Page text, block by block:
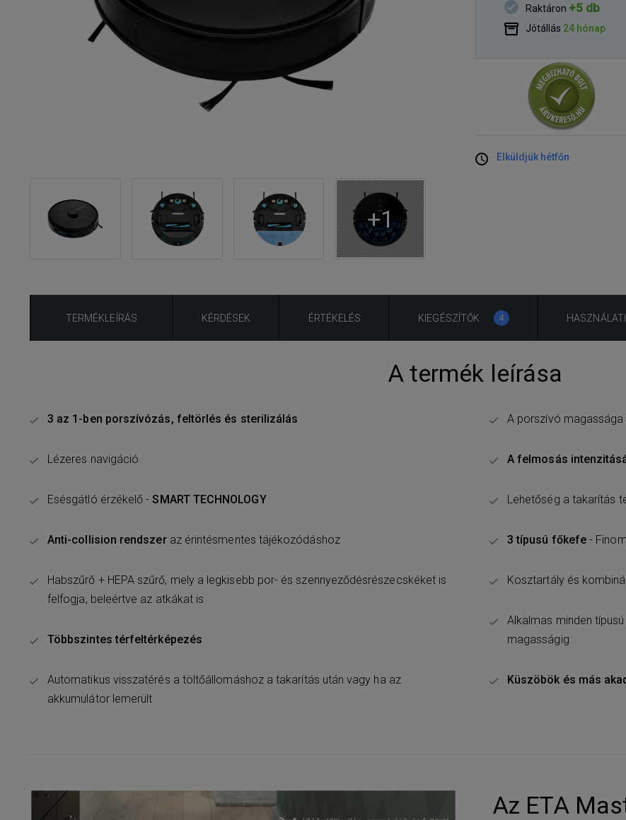
+1
Raktáron +5 db
Jótállás 24 hónap
Elküldjük hétfőn
TERMÉKLEÍRÁS KÉRDÉSEK ÉRTÉKELÉS KIEGÉSZÍTŐK 4
A termék leírása
3 az 1-ben porszívózás, feltörlés és sterilizálás
Lézeres navigáció
Esésgátló érzékelő -SMART TECHNOLOGY
Anti-collision rendszeraz érintésmentes tájékozódáshoz
Habszűrő + HEPA szűrő, mely a legkisebb por- és szennyeződésrészecskéket is
felfogja, beleértve az atkákat is
Többszintes térfeltérképezés
Automatikus visszatérés a töltőállomáshoz a takarítás után vagy ha az
akkumulátor lemerült
A porszívó
A felmosás
Lehetőség a takarítás
3 típusú főkefe -
Kosztartály és
Alkalmas minden
magasságig
Küszöbök és más
Az ETA